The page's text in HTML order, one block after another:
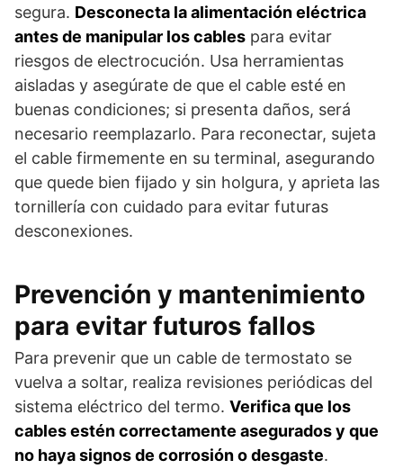
segura. Desconecta la alimentación eléctrica
antes de manipular los cables para evitar
riesgos de electrocución. Usa herramientas
aisladas y asegúrate de que el cable esté en
buenas condiciones; si presenta daños, será
necesario reemplazarlo. Para reconectar, sujeta
el cable firmemente en su terminal, asegurando
que quede bien fijado y sin holgura, y aprieta las
tornillería con cuidado para evitar futuras
desconexiones.
Prevención y mantenimiento
para evitar futuros fallos
Para prevenir que un cable de termostato se
vuelva a soltar, realiza revisiones periódicas del
sistema eléctrico del termo. Verifica que los
cables estén correctamente asegurados y que
no haya signos de corrosión o desgaste.